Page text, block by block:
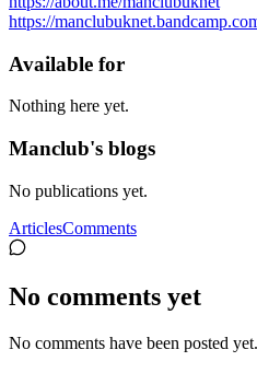
https://
Available for
Nothing here yet.
Manclub's blogs
No publications yet.
ArticlesComments
No comments yet
No comments have been posted yet.